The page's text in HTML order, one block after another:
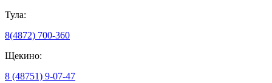
Тула:
8(4872) 700-360
Щекино:
8 (48751) 9-07-47